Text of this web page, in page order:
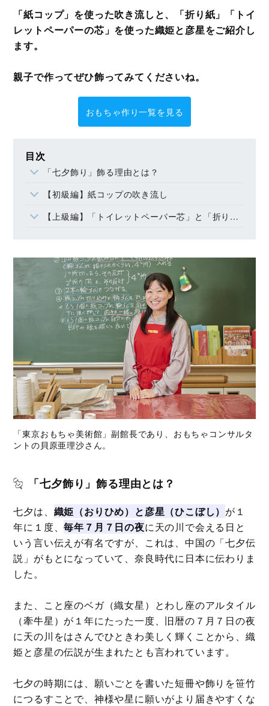
「紙コップ」を使った吹き流しと、「折り紙」「トイ
レットペーパーの芯」を使った織姫と彦星をご紹介し
ます。
親子で作ってぜひ飾ってみてくださいね。
おもちゃ作り一覧を見る
目次
「七夕飾り」飾る理由とは？
【初級編】紙コップの吹き流し
【上級編】「トイレットペーパー芯」と「折り紙」で織姫・彦星人形
「東京おもちゃ美術館」副館長であり、おもちゃコンサルタ
ントの貝原亜理沙さん。
「七夕飾り」飾る理由とは？
七夕は、 織姫（おりひめ）と彦星（ひこぼし） が１
年に１度、毎年７月７日の夜に天の川で会える日と
いう言い伝えが有名ですが、これは、中国の「七夕伝
説」がもとになっていて、奈良時代に日本に伝わりま
した。
また、こと座のベガ（織女星）とわし座のアルタイル
（牽牛星）が１年にたった一度、旧暦の７月７日の夜
に天の川をはさんでひときわ美しく輝くことから、織
姫と彦星の伝説が生まれたとも言われています。
七夕の時期には、願いごとを書いた短冊や飾りを笹竹
につるすことで、神様や星に願いがより届きやすくな